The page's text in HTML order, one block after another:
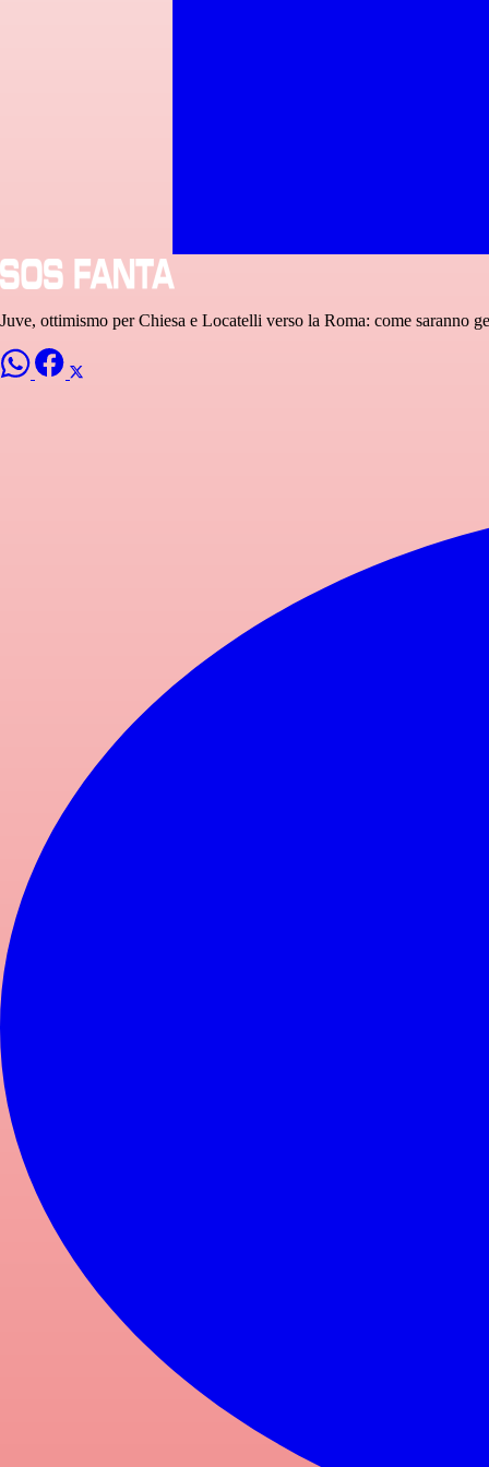
Juve, ottimismo per Chiesa e Locatelli verso la Roma: come saranno